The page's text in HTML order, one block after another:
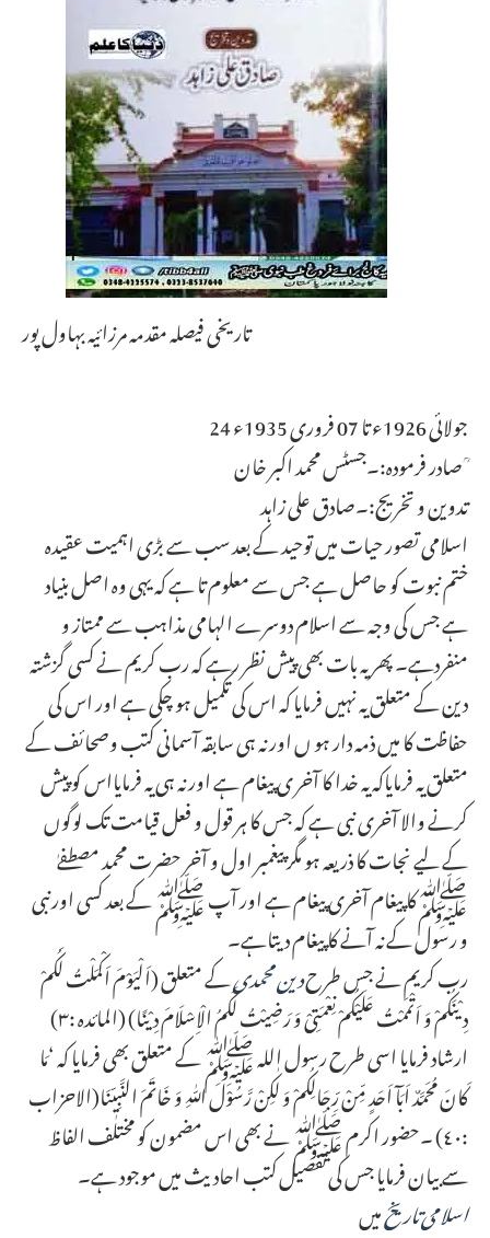
تاریخی فیصلہ مقدمہ مرزائیہ بہاول پور
24 جولائی 1926ء تا 07 فروری 1935ء
صادر فرمودہ:۔جسٹس محمد اکبر خان ؒ
تدوین و تخریج:۔صادق علی زاہد
اسلامی تصور حیات میں توحید کے بعد سب سے بڑی اہمیت عقیدہ
ختم نبوت کو حاصل ہے جس سے معلوم تا ہے کہ یہی وہ اصل بنیاد
ہے جس کی وجہ سے اسلام دوسرے الہامی مذاہب سے ممتاز و
منفردہے۔ پھر یہ بات بھی پیش نظر رہے کہ رب کریم نے کسی گزشتہ
دین کے متعلق یہ نہیں فرمایا کہ اس کی تکمیل ہو چکی ہے اور اس کی
حفاظت کا میں ذمہ دار ہو ں اور نہ ہی سابقہ آسمانی کتب وصحائف کے
متعلق یہ فرمایاکہ یہ خدا کا آخر ی پیغام ہے اور نہ ہی یہ فرمایااس کو پیش
کرنے والا آخری نبی ہے کہ جس کا ہر قول و فعل قیامت تک لوگوں
کے لیے نجات کا ذریعہ ہو مگر پیغمبر اول و آخر حضرت محمد مصطفےٰ
ﷺکا پیغام آخری پیغام ہے اور آپ ﷺ کے بعد کسی اورنبی
و رسول کے نہ آنے کا پیغام دیتاہے۔
رب کریم نے جس طرحدین محمدیکے متعلق (اَلْیَوْمَ اَکْمَلْتُ لَکُمْ
دِیْنَکُمْ وَ اَتْمَمْتُ عَلَیْکُمْ نِعْمَتِیْ وَ رَضِیْتُ لَکُمُ الْاِسْلَامَ دِیْنًا) (المائدہ :٣)
ارشاد فرمایا اسی طرح رسول اللہ ﷺ کے متعلق بھی فرمایا کہ ‘مَا
کَانَ مُحَمَّدٌ اَبَآ اَحَدٍ مِّنْ رِّجَالِکُمْ وَ لٰکِنْ رَّسُوْلَ اللّٰہِ وَ خَاتَمَ النَّبِیّٖنَا(الاحزاب
:٤٠) ۔حضور اکرم ﷺ نے بھی اس مضمون کو مختلف الفاظ
سے بیان فرمایا جس کی تفصیل کتب احادیث میں موجود ہے۔
اسلامی تاریخمیں